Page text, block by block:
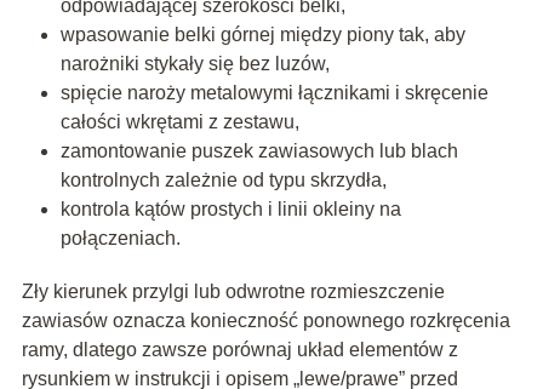
odpowiadającej szerokości belki,
wpasowanie belki górnej między piony tak, aby
narożniki stykały się bez luzów,
spięcie naroży metalowymi łącznikami i skręcenie
całości wkrętami z zestawu,
zamontowanie puszek zawiasowych lub blach
kontrolnych zależnie od typu skrzydła,
kontrola kątów prostych i linii okleiny na
połączeniach.
Zły kierunek przylgi lub odwrotne rozmieszczenie
zawiasów oznacza konieczność ponownego rozkręcenia
ramy, dlatego zawsze porównaj układ elementów z
rysunkiem w instrukcji i opisem „lewe/prawe” przed